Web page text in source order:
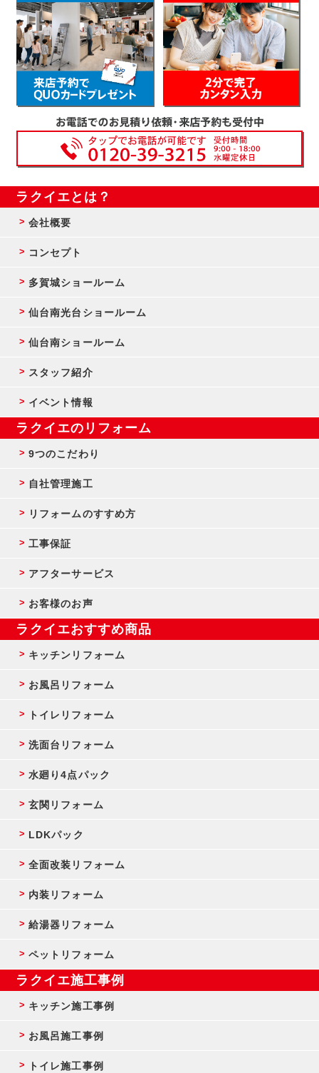
ラクイエとは？
会社概要
コンセプト
多賀城ショールーム
仙台南光台ショールーム
仙台南ショールーム
スタッフ紹介
イベント情報
ラクイエのリフォーム
9つのこだわり
自社管理施工
リフォームのすすめ方
工事保証
アフターサービス
お客様のお声
ラクイエおすすめ商品
キッチンリフォーム
お風呂リフォーム
トイレリフォーム
洗面台リフォーム
水廻り4点パック
玄関リフォーム
LDKパック
全面改装リフォーム
内装リフォーム
給湯器リフォーム
ペットリフォーム
ラクイエ施工事例
キッチン施工事例
お風呂施工事例
トイレ施工事例